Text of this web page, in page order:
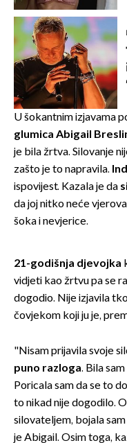
U šokantnim izjavama
glumica Abigail
je bila žrtva. Silovanje
zašto je to napravila.
ispovijest. Kazala je da
da joj nitko neće
šoka i nevjerice.
21-godišnja djevojka
vidjeti kao žrtvu pa se
dogodio. Nije izjavila
čovjekom koji ju je,
"Nisam prijavila svoje
puno razloga. Bila
Poricala sam da se to
to nikad nije dogodilo.
silovateljem, bojala
je Abigail. Osim toga,